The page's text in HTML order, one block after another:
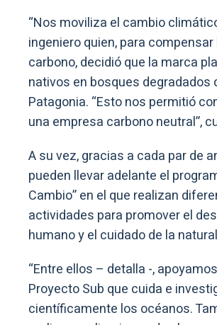
“Nos moviliza el cambio
ingeniero quien, para compensar
carbono, decidió que la marca
nativos en bosques degradados
Patagonia. “Esto nos permitió
una empresa carbono neutral”,
A su vez, gracias a cada par de
pueden llevar adelante el
Cambio” en el que realizan
actividades para promover el
humano y el cuidado de la
“Entre ellos – detalla -,
Proyecto Sub que cuida e
científicamente los océanos.